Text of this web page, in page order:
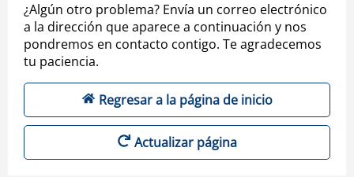
¿Algún otro problema? Envía un correo electrónico
a la dirección que aparece a continuación y nos
pondremos en contacto contigo. Te agradecemos
tu paciencia.
Regresar a la página de inicio
Actualizar página